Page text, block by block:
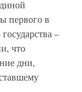
первого в
–
что
дни,